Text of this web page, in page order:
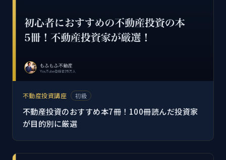
不動産投資講座 初級
不動産投資のおすすめ本7冊！100冊読んだ投資家
が目的別に厳選